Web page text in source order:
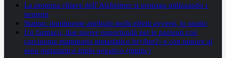
La proteina chiave dell’Alzheimer si propaga utilizzando i
neuroni
Statine: inutilmente attribuiti molti effetti avversi, lo studio
Un farmaco, due nuove opportunità per le pazienti con
carcinoma mammario metastatico hr+/her2- e con tumore al
seno metastatico triplo negativo (mtnbc)